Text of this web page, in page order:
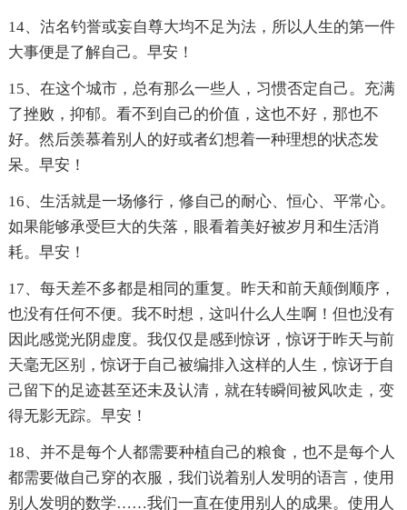
14、沽名钓誉或妄自尊大均不足为法，所以人生的第一件
大事便是了解自己。早安！
15、在这个城市，总有那么一些人，习惯否定自己。充满
了挫败，抑郁。看不到自己的价值，这也不好，那也不
好。然后羡慕着别人的好或者幻想着一种理想的状态发
呆。早安！
16、生活就是一场修行，修自己的耐心、恒心、平常心。
如果能够承受巨大的失落，眼看着美好被岁月和生活消
耗。早安！
17、每天差不多都是相同的重复。昨天和前天颠倒顺序，
也没有任何不便。我不时想，这叫什么人生啊！但也没有
因此感觉光阴虚度。我仅仅是感到惊讶，惊讶于昨天与前
天毫无区别，惊讶于自己被编排入这样的人生，惊讶于自
己留下的足迹甚至还未及认清，就在转瞬间被风吹走，变
得无影无踪。早安！
18、并不是每个人都需要种植自己的粮食，也不是每个人
都需要做自己穿的衣服，我们说着别人发明的语言，使用
别人发明的数学……我们一直在使用别人的成果。使用人